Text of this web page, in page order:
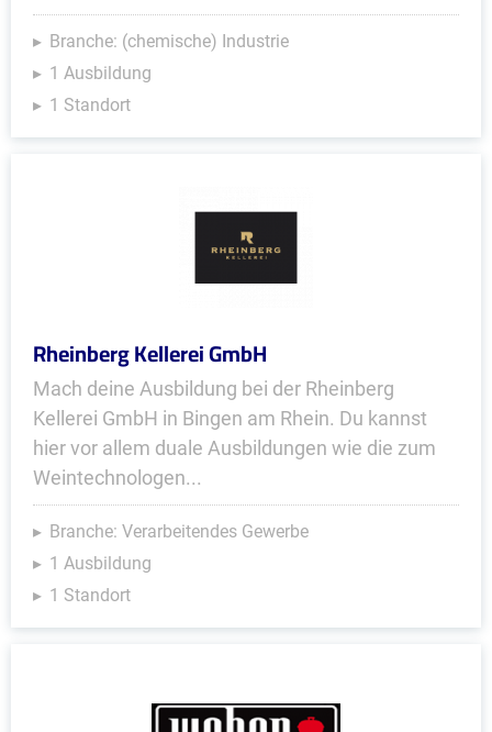
Branche: (chemische) Industrie
1 Ausbildung
1 Standort
Rheinberg Kellerei GmbH
Mach deine Ausbildung bei der Rheinberg
Kellerei GmbH in Bingen am Rhein. Du kannst
hier vor allem duale Ausbildungen wie die zum
Weintechnologen...
Branche: Verarbeitendes Gewerbe
1 Ausbildung
1 Standort